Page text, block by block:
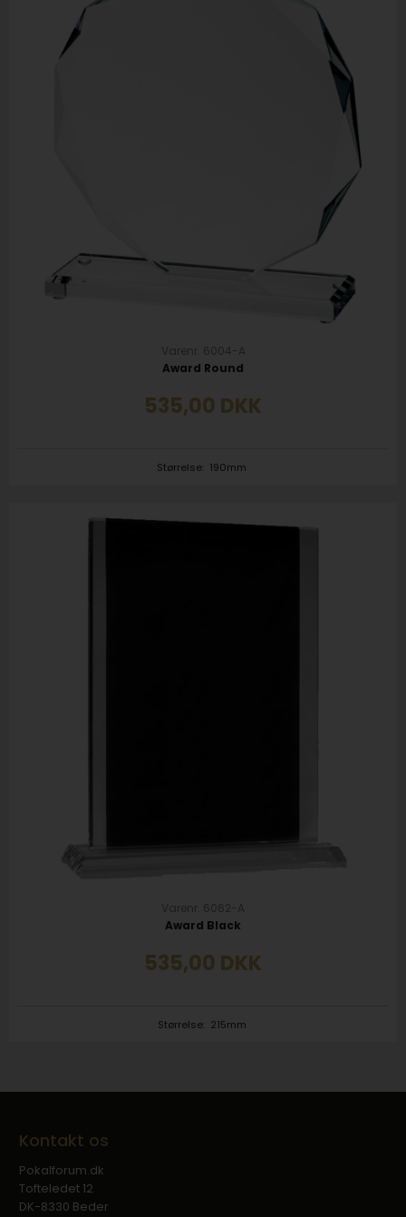
Varenr. 6004-A
Award Round
535,00 DKK
Størrelse: 190mm
Varenr. 6062-A
Award Black
535,00 DKK
Størrelse: 215mm
Kontakt os
Pokalforum.dk
Tofteledet 12
DK-8330 Beder